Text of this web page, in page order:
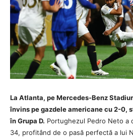
La Atlanta, pe Mercedes-Benz
învins pe gazdele americane cu 2-0,
în Grupa D. Portughezul Pedro Neto a
34, profitând de o pasă perfectă a lui